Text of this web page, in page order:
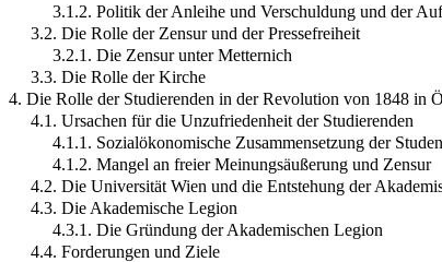
3.1.2. Politik der Anleihe und Verschuldung und der
3.2. Die Rolle der Zensur und der Pressefreiheit
3.2.1. Die Zensur unter Metternich
3.3. Die Rolle der Kirche
4. Die Rolle der Studierenden in der Revolution von 1848 in
4.1. Ursachen für die Unzufriedenheit der Studierenden
4.1.1. Sozialökonomische Zusammensetzung der
4.1.2. Mangel an freier Meinungsäußerung und Zensur
4.2. Die Universität Wien und die Entstehung der
4.3. Die Akademische Legion
4.3.1. Die Gründung der Akademischen Legion
4.4. Forderungen und Ziele